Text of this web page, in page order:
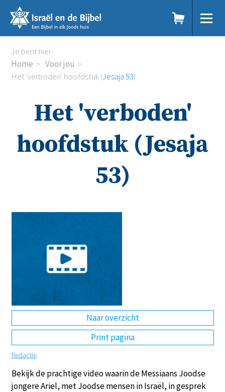
links
naar
de
inhoud
naar
Je bent hier:
Home
Voor jou
Het 'verboden' hoofdstuk (Jesaja 53)
Het 'verboden'
hoofdstuk (Jesaja
53)
Naar overzicht
Print pagina
Redactie
Bekijk de prachtige video waarin de Messiaans Joodse
jongere Ariel, met Joodse mensen in Israël, in gesprek
Doe mee
Voor jou
Podcast
Magazine
Digitale nieuwsbrief
Agenda
Kinderwerk
Jongerenwerk
Het Studiehuis (cursus)
Over ons